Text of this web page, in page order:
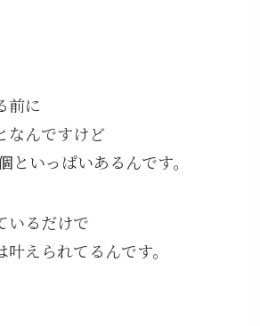
前に
なんですけど
といっぱいあるんです。
いるだけで
えられてるんです。